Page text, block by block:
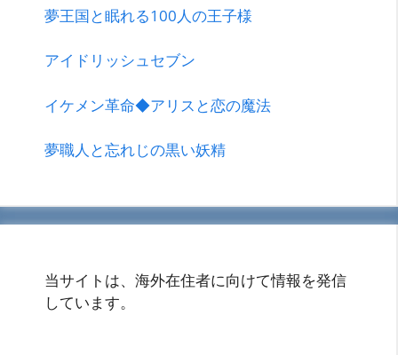
夢王国と眠れる100人の王子様
アイドリッシュセブン
イケメン革命◆アリスと恋の魔法
夢職人と忘れじの黒い妖精
当サイトは、海外在住者に向けて情報を発信
しています。